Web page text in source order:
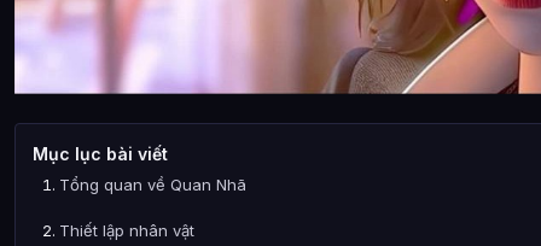
Mục lục bài viết
Tổng quan về Quan Nhã
Thiết lập nhân vật